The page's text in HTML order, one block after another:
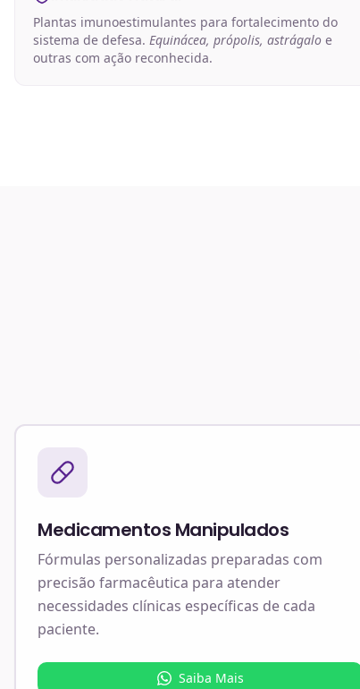
Plantas imunoestimulantes para fortalecimento do
sistema de defesa. Equinácea, própolis, astrágalo e
outras com ação reconhecida.
Medicamentos Manipulados
Fórmulas personalizadas preparadas com
precisão farmacêutica para atender
necessidades clínicas específicas de cada
paciente.
Saiba Mais